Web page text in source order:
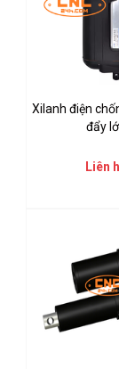
Xilanh điện
đẩy
Liên